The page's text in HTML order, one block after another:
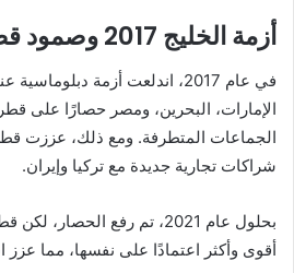
أزمة الخليج 2017 وصمود قطر
في عام 2017، اندلعت أزمة
الإمارات، البحرين، ومصر حصارًا على
الجماعات المتطرفة. ومع ذلك، عززت
شراكات تجارية جديدة مع تركيا وإيران.
بحلول عام 2021، تم رفع
أقوى وأكثر اعتمادًا على نفسها، مما عزز